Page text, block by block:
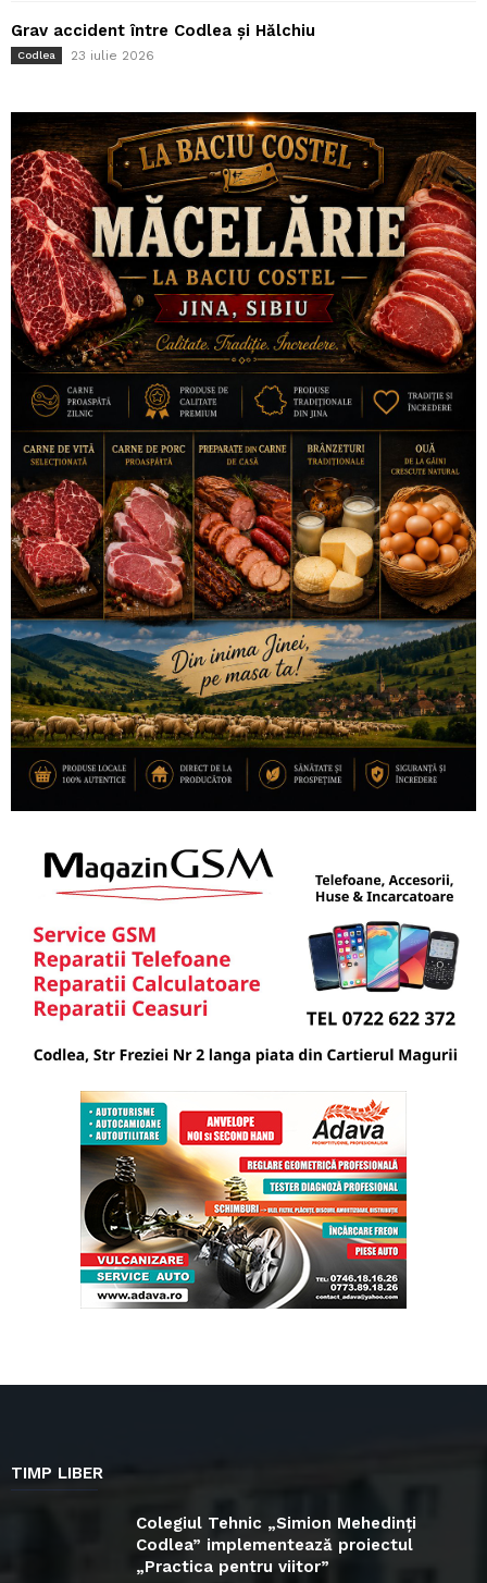
Grav accident între Codlea și Hălchiu
Codlea 23 iulie 2026
TIMP LIBER
Colegiul Tehnic „Simion Mehedinți
Codlea” implementează proiectul
„Practica pentru viitor”